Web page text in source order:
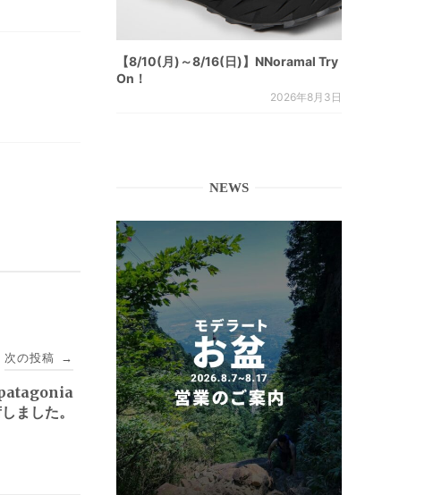
次の投稿 →
ました。
【8/10(月)～8/16(日)】NNoramal Try
On！
2026年8月3日
NEWS